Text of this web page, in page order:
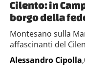
Cilento: in
borgo della
Montesano sulla
affascinanti del
Alessandro Cipolla